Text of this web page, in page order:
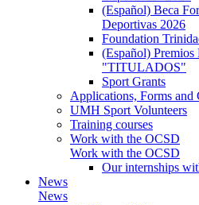
(Español) Beca
Deportivas 2026
Foundation
(Español)
"TITULADOS"
Sport Grants
Applications, Forms and
UMH Sport Volunteers
Training courses
Work with the OCSD
Work with the OCSD
Our internships
News
News